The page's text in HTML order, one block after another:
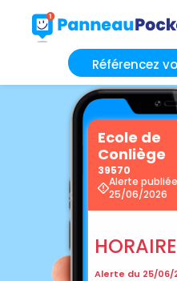
Référencez
Ecole de
Conliège
39570
Alerte
25/06/2026
Alerte du 25/06/